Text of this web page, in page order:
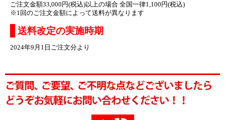
ご注文金額33,000円(税込)以上の場合 全国一律1,100円(税込)
※1回のご注文金額によって送料が異なります
送料改定の実施時期
2024年9月1日ご注文分より